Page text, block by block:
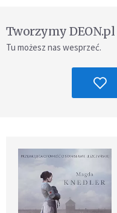
Tworzymy
Tu możesz nas wesprzeć.